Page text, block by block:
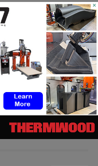
en FA : quand les
doivent
les utilisateurs
inaugure les
chaussures de
imprimées en 3D
×